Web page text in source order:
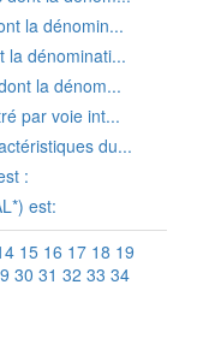
la dénomin...
la dénominati...
la dénom...
par voie int...
du...
:
est:
15 16 17 18 19
30 31 32 33 34